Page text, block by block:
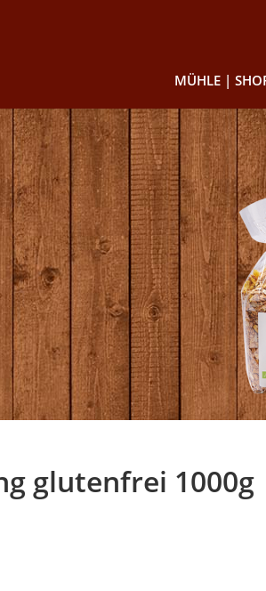
MÜHLE |
Getreide &
Mehl & Schrot
Gewürze &
Müsli & Flakes
Süßes
Nudeln
Glutenfreie
Suppen &
Brotbackkörbe
glutenfrei 1000g